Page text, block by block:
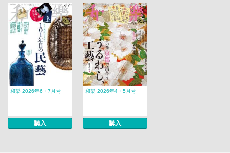
和樂 2026年6・7月号
購入
和樂 2026年4・5月号
購入